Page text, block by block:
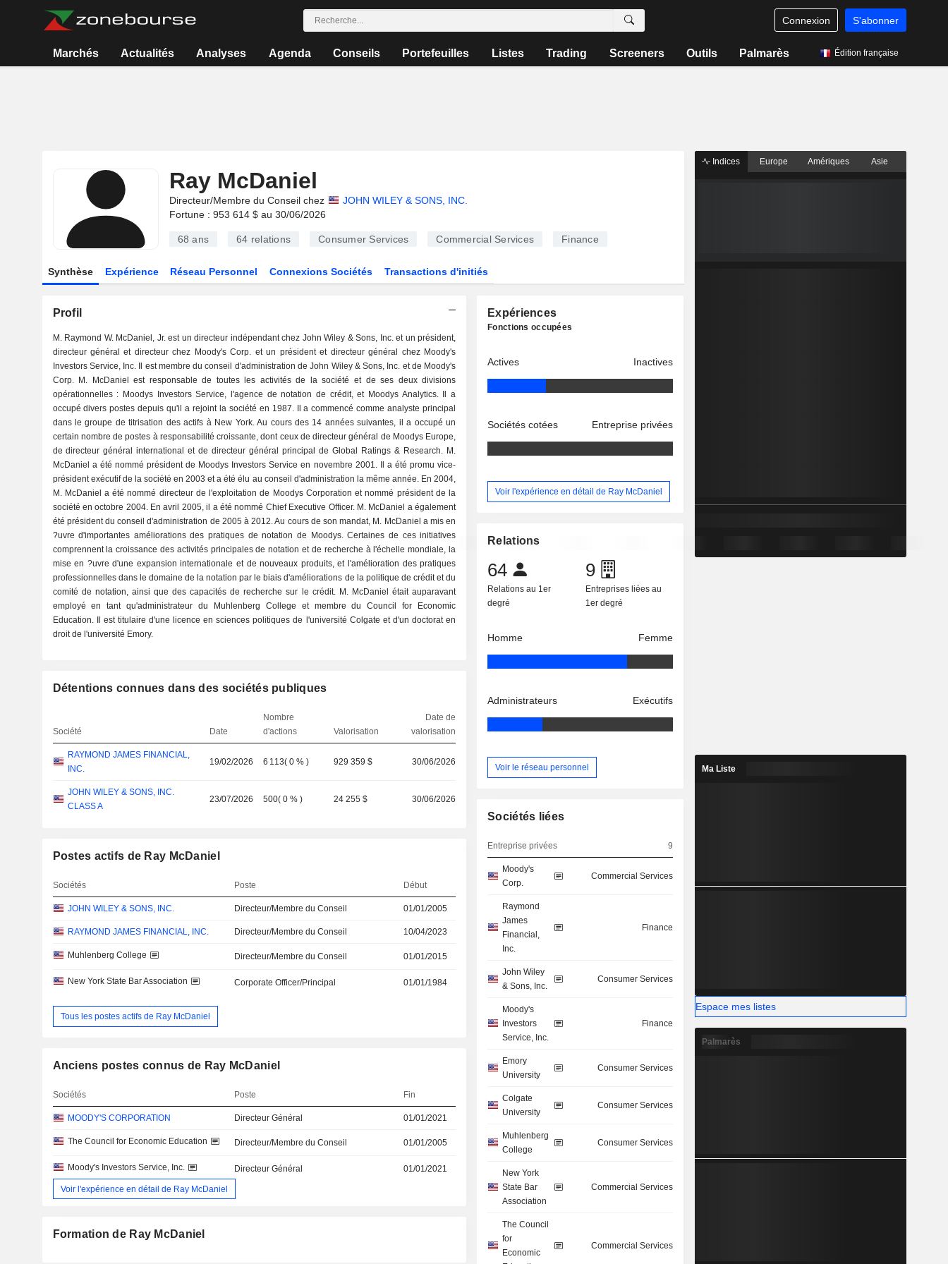
Connexion S'abonner
Marchés Actualités Analyses Agenda Conseils Portefeuilles Listes Trading Screeners Outils Palmarès Édition française
Ray McDaniel
Directeur/Membre du Conseil chez
JOHN WILEY & SONS, INC.
Fortune : 953 614 $ au 30/06/2026
68 ans 64 relations Consumer Services Commercial Services Finance
Synthèse Expérience Réseau Personnel Connexions Sociétés Transactions d'initiés
Profil
M. Raymond W. McDaniel, Jr. est un directeur indépendant chez John Wiley & Sons, Inc. et un président,
directeur général et directeur chez Moody's Corp. et un président et directeur général chez Moody's
Investors Service, Inc. Il est membre du conseil d'administration de John Wiley & Sons, Inc. et de Moody's
Corp. M. McDaniel est responsable de toutes les activités de la société et de ses deux divisions
opérationnelles : Moodys Investors Service, l'agence de notation de crédit, et Moodys Analytics. Il a
occupé divers postes depuis qu'il a rejoint la société en 1987. Il a commencé comme analyste principal
dans le groupe de titrisation des actifs à New York. Au cours des 14 années suivantes, il a occupé un
certain nombre de postes à responsabilité croissante, dont ceux de directeur général de Moodys Europe,
de directeur général international et de directeur général principal de Global Ratings & Research. M.
McDaniel a été nommé président de Moodys Investors Service en novembre 2001. Il a été promu vice-
président exécutif de la société en 2003 et a été élu au conseil d'administration la même année. En 2004,
M. McDaniel a été nommé directeur de l'exploitation de Moodys Corporation et nommé président de la
société en octobre 2004. En avril 2005, il a été nommé Chief Executive Officer. M. McDaniel a également
été président du conseil d'administration de 2005 à 2012. Au cours de son mandat, M. McDaniel a mis en
?uvre d'importantes améliorations des pratiques de notation de Moodys. Certaines de ces initiatives
comprennent la croissance des activités principales de notation et de recherche à l'échelle mondiale, la
mise en ?uvre d'une expansion internationale et de nouveaux produits, et l'amélioration des pratiques
professionnelles dans le domaine de la notation par le biais d'améliorations de la politique de crédit et du
comité de notation, ainsi que des capacités de recherche sur le crédit. M. McDaniel était auparavant
employé en tant qu'administrateur du Muhlenberg College et membre du Council for Economic
Education. Il est titulaire d'une licence en sciences politiques de l'université Colgate et d'un doctorat en
droit de l'université Emory.
Détentions connues dans des sociétés publiques
Société Date
Nombre
d'actions
Valorisation
Date de
valorisation
RAYMOND JAMES FINANCIAL,
INC.
19/02/2026 6 113(0 % ) 929 359 $ 30/06/2026
JOHN WILEY & SONS, INC.
CLASS A
23/07/2026 500(0 % ) 24 255 $ 30/06/2026
Postes actifs de Ray McDaniel
Sociétés Poste Début
JOHN WILEY & SONS, INC. Directeur/Membre du Conseil 01/01/2005
RAYMOND JAMES FINANCIAL, INC. Directeur/Membre du Conseil 10/04/2023
Muhlenberg College Directeur/Membre du Conseil 01/01/2015
New York State Bar Association Corporate Officer/Principal 01/01/1984
Tous les postes actifs de Ray McDaniel
Anciens postes connus de Ray McDaniel
Sociétés Poste Fin
MOODY'S CORPORATION Directeur Général 01/01/2021
The Council for Economic Education Directeur/Membre du Conseil 01/01/2005
Moody's Investors Service, Inc. Directeur Général
01/01/2021
Voir l'expérience en détail de Ray McDaniel
Formation de Ray McDaniel
Expériences
Fonctions occupées
Actives Inactives
Sociétés cotées Entreprise privées
Voir l'expérience en détail de Ray McDaniel
Relations
64
Relations au 1er
degré
9
Entreprises liées au
1er degré
Homme Femme
Administrateurs Exécutifs
Voir le réseau personnel
Sociétés liées
Entreprise privées 9
Moody's
Corp.
Commercial Services
Raymond
James
Financial,
Inc.
Finance
John Wiley
& Sons, Inc.
Consumer Services
Moody's
Investors
Service, Inc.
Finance
Emory
University
Consumer Services
Colgate
University
Consumer Services
Muhlenberg
College
Consumer Services
New York
State Bar
Association
Commercial Services
The Council
for
Economic
Commercial Services
Indices Europe Amériques Asie
Ma Liste
Espace mes listes
Palmarès